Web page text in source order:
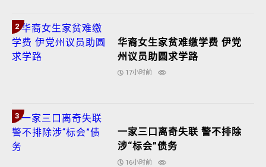
2
华裔女生家贫难缴学费 伊党
州议员助圆求学路
17小时前
3
一家三口离奇失联 警不排除
涉“标会”债务
16小时前